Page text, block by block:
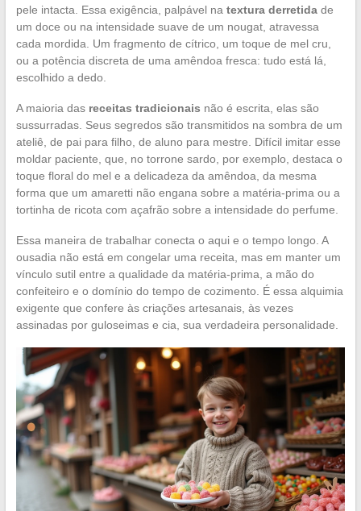
pele intacta. Essa exigência, palpável na textura derretidade
um doce ou na intensidade suave de um nougat, atravessa
cada mordida. Um fragmento de cítrico, um toque de mel cru,
ou a potência discreta de uma amêndoa fresca: tudo está lá,
escolhido a dedo.
A maioria das receitas tradicionais não é escrita, elas são
sussurradas. Seus segredos são transmitidos na sombra de um
ateliê, de pai para filho, de aluno para mestre. Difícil imitar esse
moldar paciente, que, no torrone sardo, por exemplo, destaca o
toque floral do mel e a delicadeza da amêndoa, da mesma
forma que um amaretti não engana sobre a matéria-prima ou a
tortinha de ricota com açafrão sobre a intensidade do perfume.
Essa maneira de trabalhar conecta o aqui e o tempo longo. A
ousadia não está em congelar uma receita, mas em manter um
vínculo sutil entre a qualidade da matéria-prima, a mão do
confeiteiro e o domínio do tempo de cozimento. É essa alquimia
exigente que confere às criações artesanais, às vezes
assinadas por guloseimas e cia, sua verdadeira personalidade.